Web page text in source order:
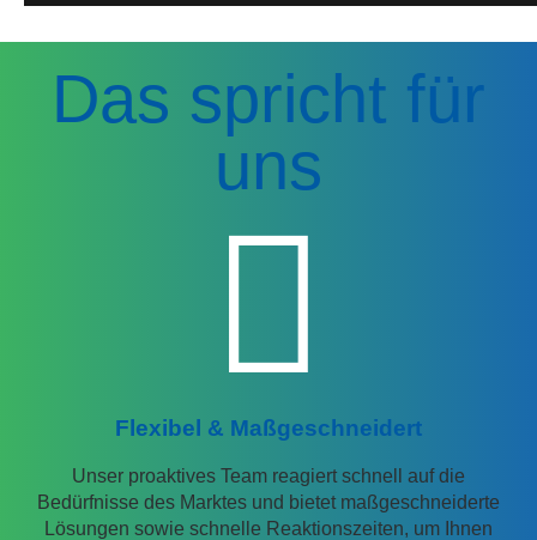
Das spricht für
uns
Flexibel & Maßgeschneidert
Unser proaktives Team reagiert schnell auf die
Bedürfnisse des Marktes und bietet maßgeschneiderte
Lösungen sowie schnelle Reaktionszeiten, um Ihnen